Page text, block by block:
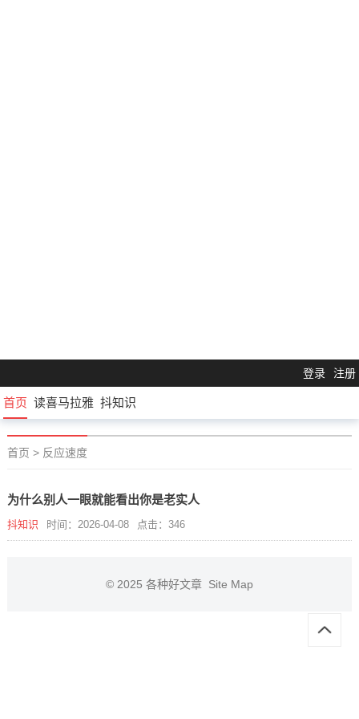
登录 注册
首页 读喜马拉雅 抖知识
首页 > 反应速度
为什么别人一眼就能看出你是老实人
抖知识 时间：2026-04-08 点击：346
© 2025 各种好文章 Site Map